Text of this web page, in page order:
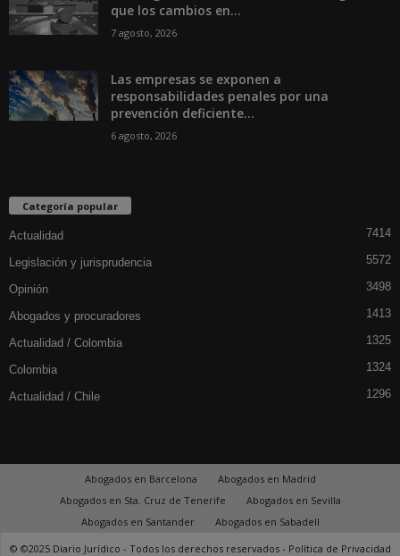
que los cambios en...
7 agosto, 2026
Las empresas se exponen a
responsabilidades penales por una
prevención deficiente...
6 agosto, 2026
Categoría popular
Actualidad 7414
Legislación y jurisprudencia 5572
Opinión 3498
Abogados y procuradores 1413
Actualidad / Colombia 1325
Colombia 1324
Actualidad / Chile 1296
Abogados en Barcelona
Abogados en Madrid
Abogados en Sta. Cruz de Tenerife
Abogados en Sevilla
Abogados en Santander
Abogados en Sabadell
© ©2025 Diario Jurídico - Todos los derechos reservados - Política de Privacidad